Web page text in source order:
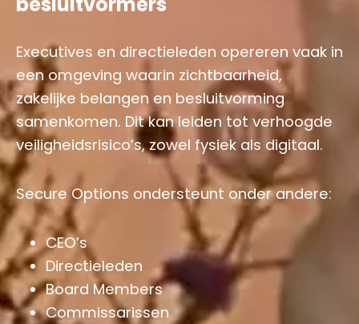
Executives en directieleden opereren vaak in
een omgeving waarin zichtbaarheid,
zakelijke belangen en besluitvorming
samenkomen. Dit kan leiden tot verhoogde
veiligheidsrisico’s, zowel fysiek als digitaal.
Secure Options ondersteunt onder andere:
CEO’s
Directieleden
Board Members
Commissarissen